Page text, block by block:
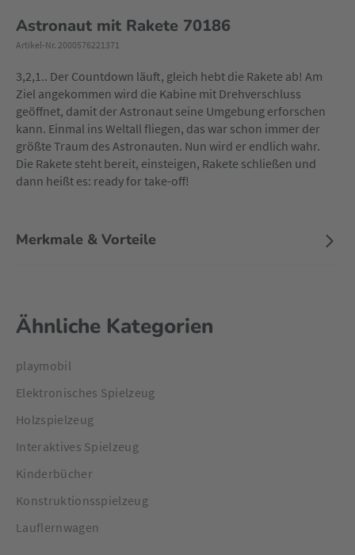
Astronaut mit Rakete 70186
Artikel-Nr. 2000576221371
3,2,1.. Der Countdown läuft, gleich hebt die Rakete ab! Am
Ziel angekommen wird die Kabine mit Drehverschluss
geöffnet, damit der Astronaut seine Umgebung erforschen
kann. Einmal ins Weltall fliegen, das war schon immer der
größte Traum des Astronauten. Nun wird er endlich wahr.
Die Rakete steht bereit, einsteigen, Rakete schließen und
dann heißt es: ready for take-off!
Merkmale & Vorteile
Ähnliche Kategorien
playmobil
Elektronisches Spielzeug
Holzspielzeug
Interaktives Spielzeug
Kinderbücher
Konstruktionsspielzeug
Lauflernwagen